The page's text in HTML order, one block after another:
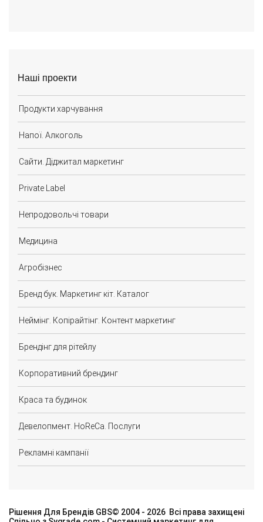
Наші проекти
Продукти харчування
Напої. Алкоголь
Сайти. Діджитал маркетинг
Private Label
Непродовольчі товари
Медицина
Агробізнес
Бренд бук. Маркетинг кіт. Каталог
Неймінг. Копірайтінг. Контент маркетинг
Брендінг для рітейлу
Корпоративний брендинг
Краса та будинок
Девелопмент. HoReCa. Послуги
Рекламні кампанії
Рішення Для Брендів GBS© 2004 - 2026 Всі права захищені